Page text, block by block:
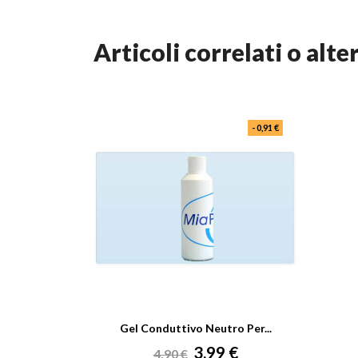
articoli correlati o
Gel Conduttivo Neutro Per...
Prezzo
4,90 € Prezzo
3,99 €
- 0,91 €